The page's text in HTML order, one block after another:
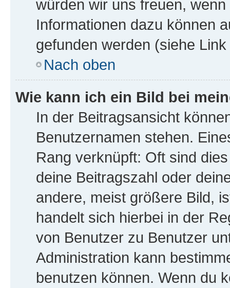
würden wir uns freuen,
Informationen dazu können
gefunden werden (siehe
Nach oben
Wie kann ich ein Bild bei
In der Beitragsansicht
Benutzernamen stehen.
Rang verknüpft: Oft sind
deine Beitragszahl oder
andere, meist größere Bild,
handelt sich hierbei in der
von Benutzer zu Benutzer
Administration kann
benutzen können. Wenn du